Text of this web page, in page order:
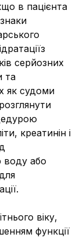
в пацієнта
серйозних
та
як судоми
креатинін і
воду або
віку,
функції